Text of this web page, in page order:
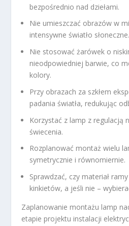
bezpośrednio nad dziełami.
Nie umieszczać obrazów w
intensywne światło słoneczne.
Nie stosować żarówek o
nieodpowiedniej barwie, co
kolory.
Przy obrazach za szkłem
padania światła, redukując
Korzystać z lamp z regulacją
świecenia.
Rozplanować montaż wielu
symetrycznie i równomiernie.
Sprawdzać, czy materiał
kinkietów, a jeśli nie –
Zaplanowanie montażu lamp
etapie projektu instalacji